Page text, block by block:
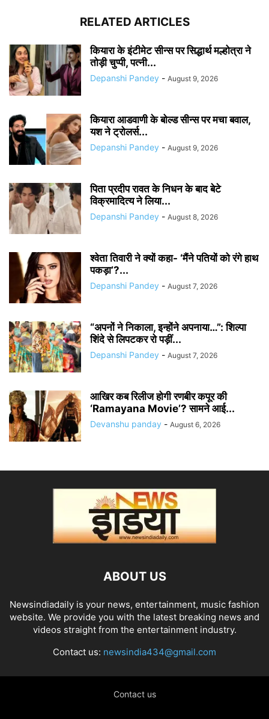
RELATED ARTICLES
कियारा के इंटीमेट सीन्स पर सिद्धार्थ मल्होत्रा ने
तोड़ी चुप्पी, पत्नी...
Depanshi Pandey - August 9, 2026
कियारा आडवाणी के बोल्ड सीन्स पर मचा बवाल,
यश ने ट्रोलर्स...
Depanshi Pandey - August 9, 2026
पिता प्रदीप रावत के निधन के बाद बेटे
विक्रमादित्य ने लिया...
Depanshi Pandey - August 8, 2026
श्वेता तिवारी ने क्यों कहा- ‘मैंने पतियों को रंगे हाथ
पकड़ा’?...
Depanshi Pandey - August 7, 2026
“अपनों ने निकाला, इन्होंने अपनाया…”: शिल्पा
शिंदे से लिपटकर रो पड़ीं...
Depanshi Pandey - August 7, 2026
आखिर कब रिलीज होगी रणबीर कपूर की
‘Ramayana Movie’? सामने आई...
Devanshu panday - August 6, 2026
ABOUT US
Newsindiadaily is your news, entertainment, music fashion
website. We provide you with the latest breaking news and
videos straight from the entertainment industry.
Contact us: newsindia434@gmail.com
Contact us